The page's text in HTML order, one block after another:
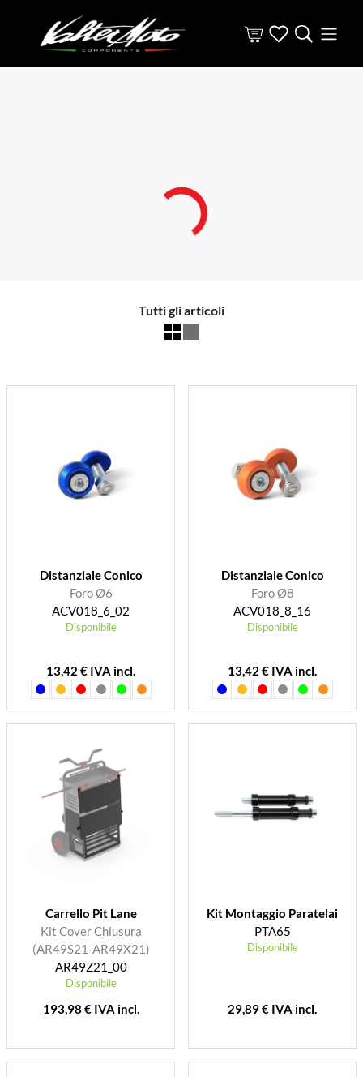
Tutti gli articoli
Distanziale Conico
Foro Ø6
ACV018_6_02
Disponibile
13,42 € IVA incl.
Distanziale Conico
Foro Ø8
ACV018_8_16
Disponibile
13,42 € IVA incl.
Carrello Pit Lane
Kit Cover Chiusura
(AR49S21-AR49X21)
AR49Z21_00
Disponibile
193,98 € IVA incl.
Kit Montaggio Paratelai
PTA65
Disponibile
29,89 € IVA incl.